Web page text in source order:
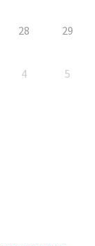
28 29
4 5